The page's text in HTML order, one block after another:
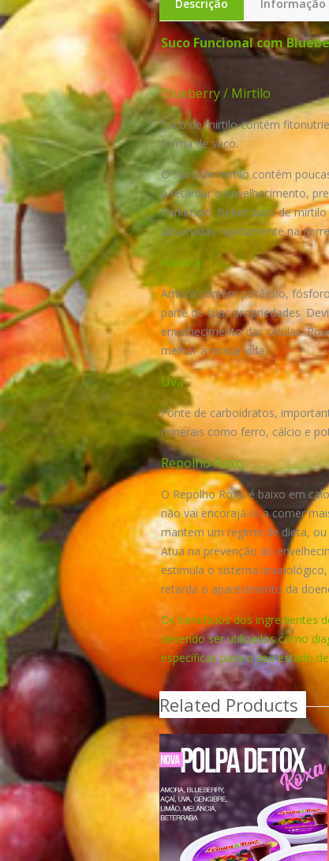
Descrição Informação
Suco Funcional com
Blueberry / Mirtilo
Suco de mirtilo contém
forma de suco.
O Suco de mirtilo contém
a retardar o envelhecimento,
Parkinson. Beber suco de
absorvidas rapidamente na
Amora
Amora contém potássio,
parte de suas propriedades.
envelhecimento das células.
melhor a nossa vida.
Uva
Fonte de carboidratos,
minerais como ferro, cálcio e
Repolho Roxo
O Repolho Roxo é baixo em
não vai encorajá-lo a comer
mantem um regime de dieta,
Atua na prevenção do
estimula o sistema
retarda o aparecimento da
Os benefícios dos ingredientes
devendo ser utilizados como
específicas para o seu estado
Related Products